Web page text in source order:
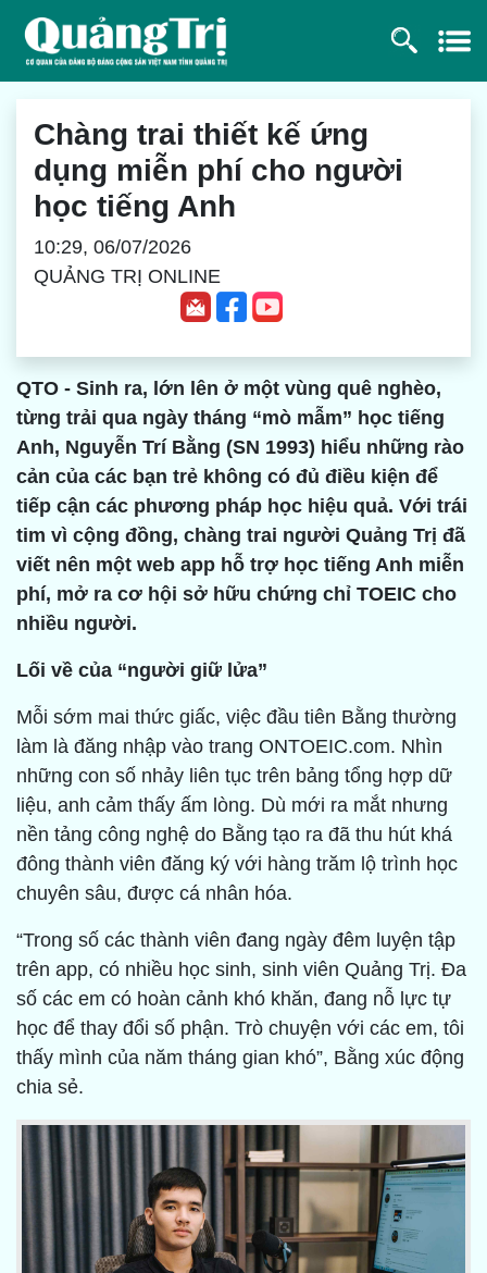
Chàng trai thiết kế ứng
dụng miễn phí cho người
học tiếng Anh
10:29, 06/07/2026
QUẢNG TRỊ ONLINE
QTO - Sinh ra, lớn lên ở một vùng quê nghèo,
từng trải qua ngày tháng “mò mẫm” học tiếng
Anh, Nguyễn Trí Bằng (SN 1993) hiểu những rào
cản của các bạn trẻ không có đủ điều kiện để
tiếp cận các phương pháp học hiệu quả. Với trái
tim vì cộng đồng, chàng trai người Quảng Trị đã
viết nên một web app hỗ trợ học tiếng Anh miễn
phí, mở ra cơ hội sở hữu chứng chỉ TOEIC cho
nhiều người.
Lối về của “người giữ lửa”
Mỗi sớm mai thức giấc, việc đầu tiên Bằng thường
làm là đăng nhập vào trang ONTOEIC.com. Nhìn
những con số nhảy liên tục trên bảng tổng hợp dữ
liệu, anh cảm thấy ấm lòng. Dù mới ra mắt nhưng
nền tảng công nghệ do Bằng tạo ra đã thu hút khá
đông thành viên đăng ký với hàng trăm lộ trình học
chuyên sâu, được cá nhân hóa.
“Trong số các thành viên đang ngày đêm luyện tập
trên app, có nhiều học sinh, sinh viên Quảng Trị. Đa
số các em có hoàn cảnh khó khăn, đang nỗ lực tự
học để thay đổi số phận. Trò chuyện với các em, tôi
thấy mình của năm tháng gian khó”, Bằng xúc động
chia sẻ.